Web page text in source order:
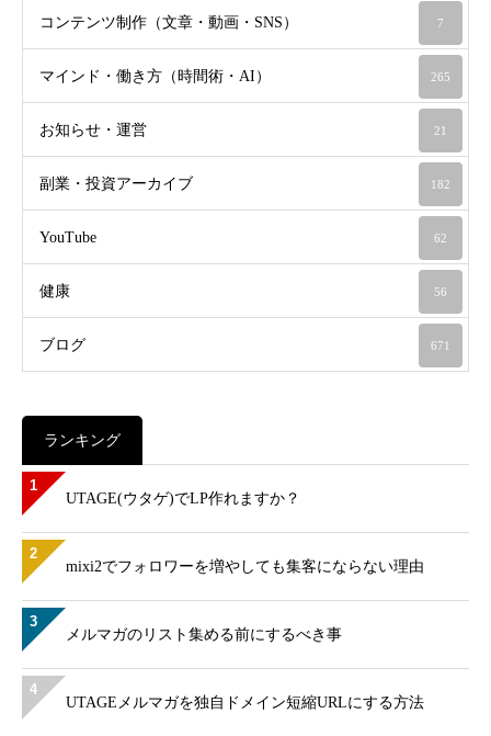
コンテンツ制作（文章・動画・SNS） 7
マインド・働き方（時間術・AI） 265
お知らせ・運営 21
副業・投資アーカイブ 182
YouTube 62
健康 56
ブログ 671
ランキング
1
UTAGE(ウタゲ)でLP作れますか？
2
mixi2でフォロワーを増やしても集客にならない理由
3
メルマガのリスト集める前にするべき事
4
UTAGEメルマガを独自ドメイン短縮URLにする方法